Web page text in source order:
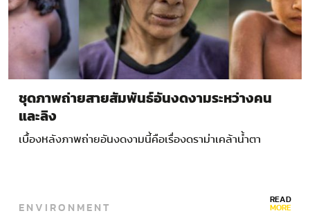
ชุดภาพถ่ายสายสัมพันธ์อันงดงามระหว่างคน
และลิง
เบื้องหลังภาพถ่ายอันงดงามนี้คือเรื่องดราม่าเคล้าน้ำตา
ENVIRONMENT READ
MORE